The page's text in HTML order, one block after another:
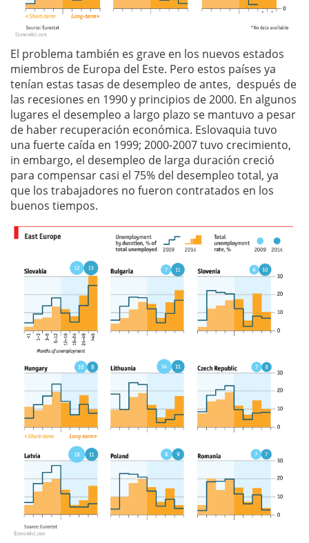
El problema también es grave en los nuevos estados
miembros de Europa del Este. Pero estos países ya
tenían estas tasas de desempleo de antes, después de
las recesiones en 1990 y principios de 2000. En algunos
lugares el desempleo a largo plazo se mantuvo a pesar
de haber recuperación económica. Eslovaquia tuvo
una fuerte caída en 1999; 2000-2007 tuvo crecimiento,
in embargo, el desempleo de larga duración creció
para compensar casi el 75% del desempleo total, ya
que los trabajadores no fueron contratados en los
buenos tiempos.